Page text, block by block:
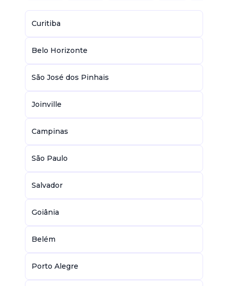
Curitiba
Belo Horizonte
São José dos Pinhais
Joinville
Campinas
São Paulo
Salvador
Goiânia
Belém
Porto Alegre